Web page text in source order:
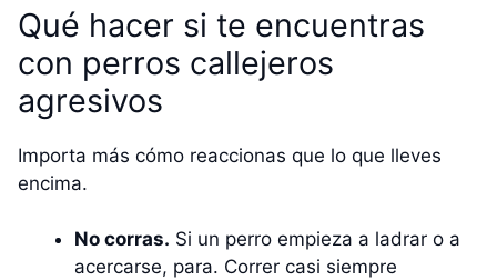
Qué hacer si te encuentras
con perros callejeros
agresivos
Importa más cómo reaccionas que lo que lleves
encima.
No corras. Si un perro empieza a ladrar o a
acercarse, para. Correr casi siempre